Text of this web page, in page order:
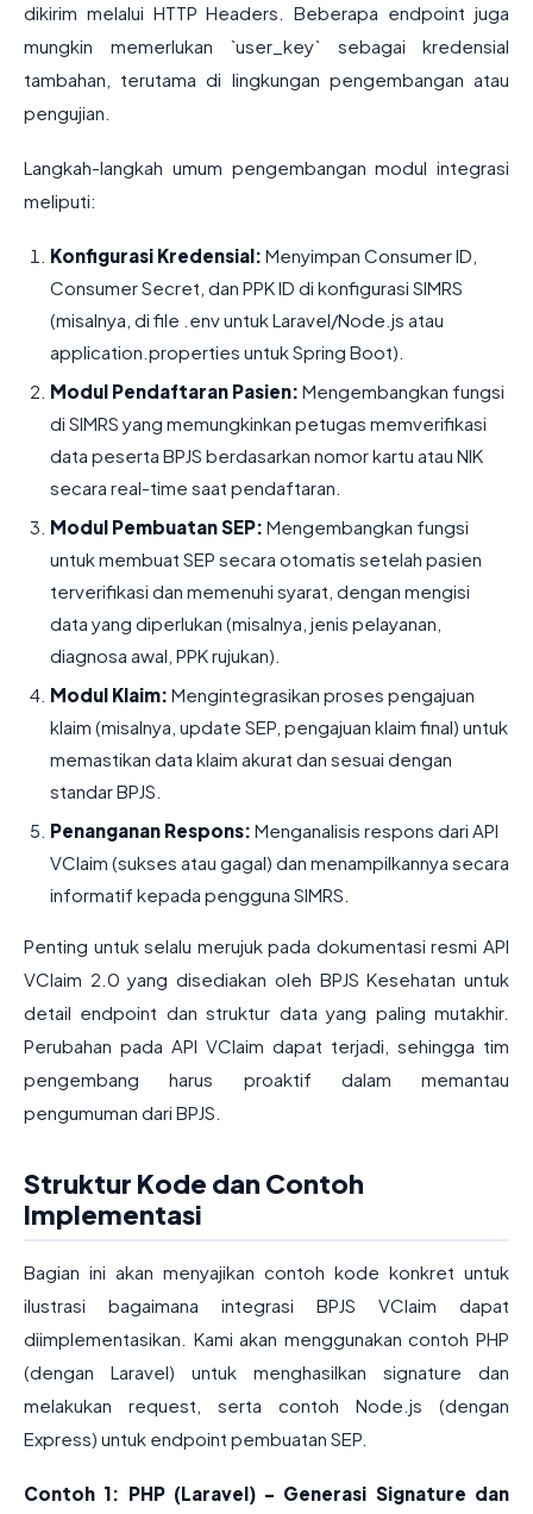
dikirim melalui HTTP Headers. Beberapa endpoint juga
mungkin memerlukan `user_key` sebagai kredensial
tambahan, terutama di lingkungan pengembangan atau
pengujian.
Langkah-langkah umum pengembangan modul integrasi
meliputi:
Konfigurasi Kredensial: Menyimpan Consumer ID,
Consumer Secret, dan PPK ID di konfigurasi SIMRS
(misalnya, di file .env untuk Laravel/Node.js atau
application.properties untuk Spring Boot).
Modul Pendaftaran Pasien: Mengembangkan fungsi
di SIMRS yang memungkinkan petugas memverifikasi
data peserta BPJS berdasarkan nomor kartu atau NIK
secara real-time saat pendaftaran.
Modul Pembuatan SEP: Mengembangkan fungsi
untuk membuat SEP secara otomatis setelah pasien
terverifikasi dan memenuhi syarat, dengan mengisi
data yang diperlukan (misalnya, jenis pelayanan,
diagnosa awal, PPK rujukan).
Modul Klaim: Mengintegrasikan proses pengajuan
klaim (misalnya, update SEP, pengajuan klaim final) untuk
memastikan data klaim akurat dan sesuai dengan
standar BPJS.
Penanganan Respons: Menganalisis respons dari API
VClaim (sukses atau gagal) dan menampilkannya secara
informatif kepada pengguna SIMRS.
Penting untuk selalu merujuk pada dokumentasi resmi API
VClaim 2.0 yang disediakan oleh BPJS Kesehatan untuk
detail endpoint dan struktur data yang paling mutakhir.
Perubahan pada API VClaim dapat terjadi, sehingga tim
pengembang harus proaktif dalam memantau
pengumuman dari BPJS.
Struktur Kode dan Contoh
Implementasi
Bagian ini akan menyajikan contoh kode konkret untuk
ilustrasi bagaimana integrasi BPJS VClaim dapat
diimplementasikan. Kami akan menggunakan contoh PHP
(dengan Laravel) untuk menghasilkan signature dan
melakukan request, serta contoh Node.js (dengan
Express) untuk endpoint pembuatan SEP.
Contoh 1: PHP (Laravel) - Generasi Signature dan